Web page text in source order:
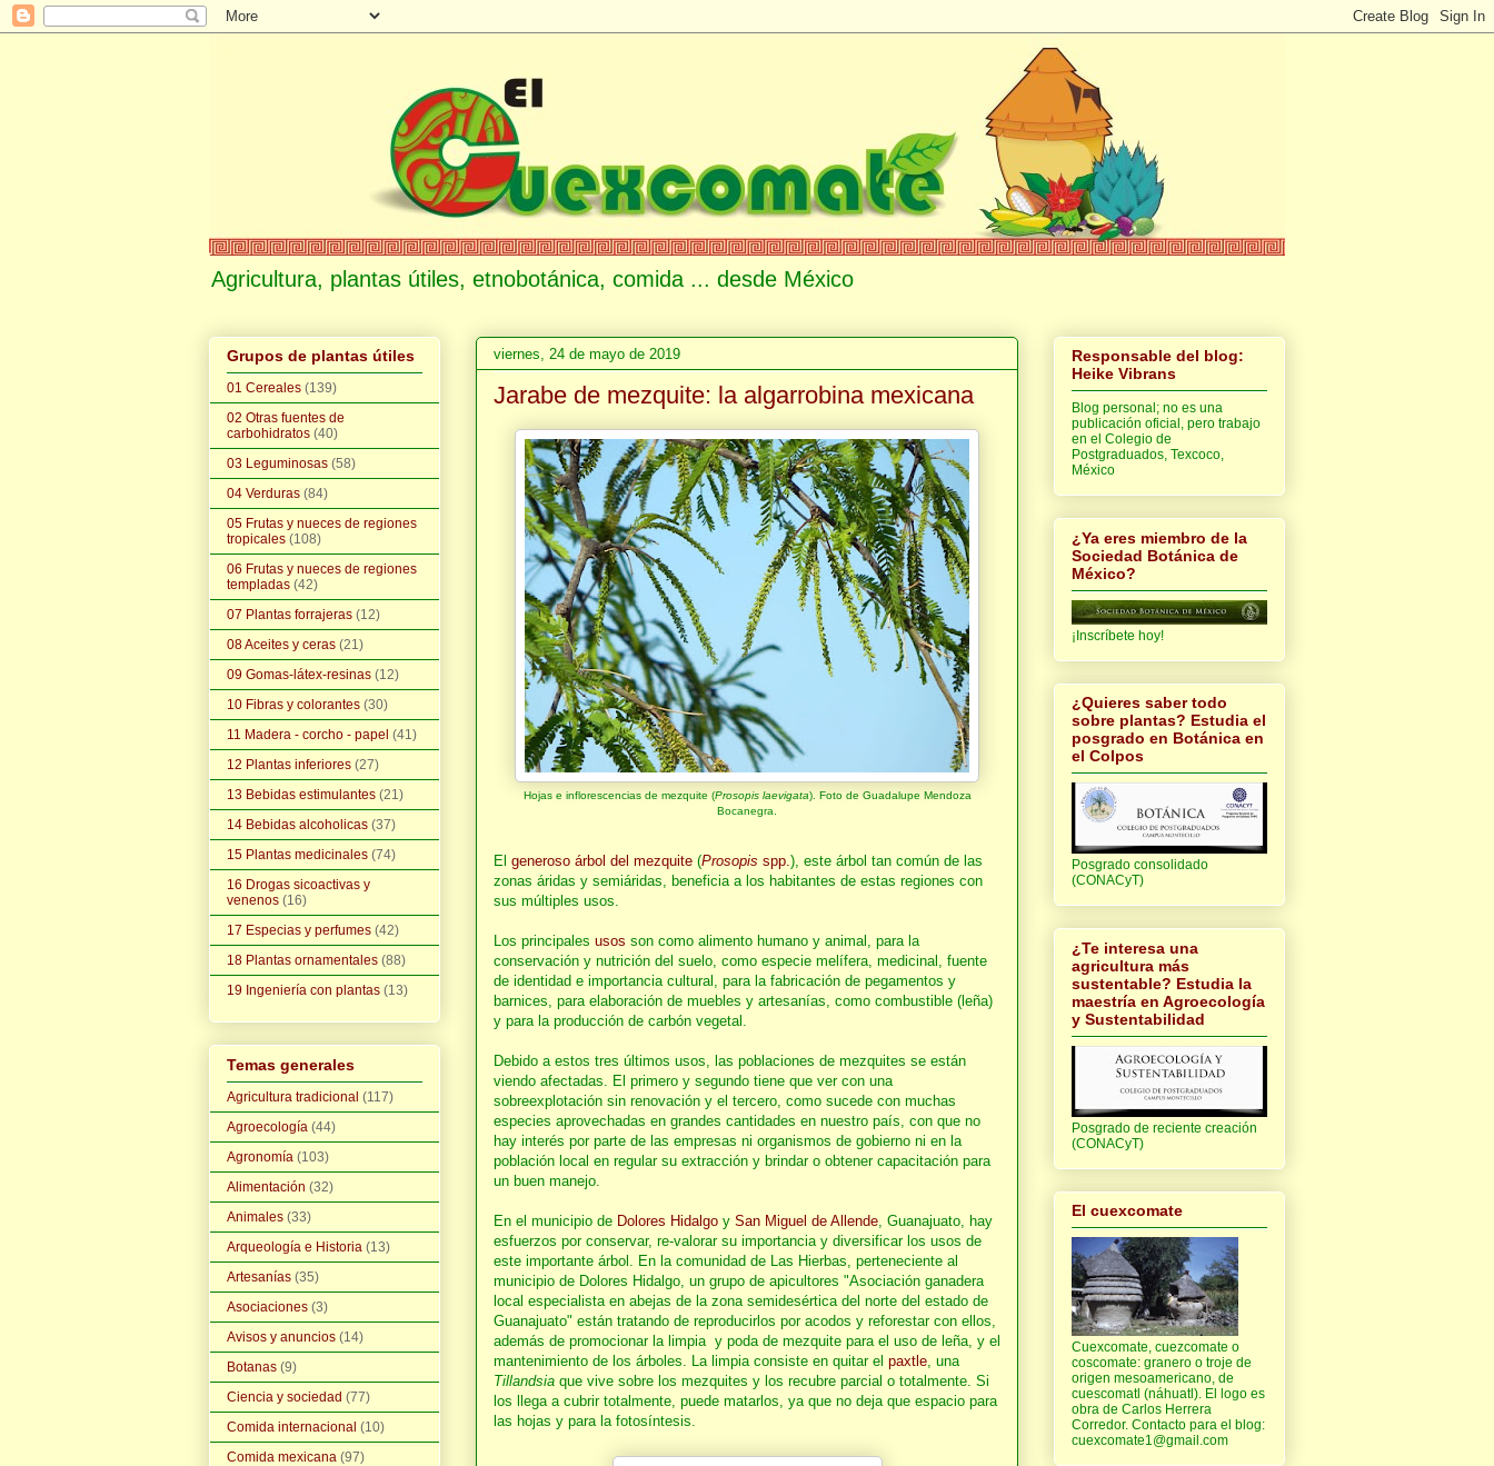
Agricultura, plantas útiles, etnobotánica, comida ... desde México
viernes, 24 de mayo de 2019
Jarabe de mezquite: la algarrobina mexicana
Hojas e inflorescencias de mezquite (Prosopis laevigata). Foto de Guadalupe Mendoza
Bocanegra.
El generoso árbol del mezquite (Prosopis spp. ), este árbol tan común de las
zonas áridas y semiáridas, beneficia a los habitantes de estas regiones con
sus múltiples usos.
Los principales usos son como alimento humano y animal, para la
conservación y nutrición del suelo, como especie melífera, medicinal, fuente
de identidad e importancia cultural, para la fabricación de pegamentos y
barnices, para elaboración de muebles y artesanías, como combustible (leña)
y para la producción de carbón vegetal.
Debido a estos tres últimos usos, las poblaciones de mezquites se están
viendo afectadas. El primero y segundo tiene que ver con una
sobreexplotación sin renovación y el tercero, como sucede con muchas
especies aprovechadas en grandes cantidades en nuestro país, con que no
hay interés por parte de las empresas ni organismos de gobierno ni en la
población local en regular su extracción y brindar o obtener capacitación para
un buen manejo.
En el municipio de Dolores Hidalgo y San Miguel de Allende , Guanajuato, hay
esfuerzos por conservar, re-valorar su importancia y diversificar los usos de
este importante árbol. En la comunidad de Las Hierbas, perteneciente al
municipio de Dolores Hidalgo, un grupo de apicultores "Asociación ganadera
local especialista en abejas de la zona semidesértica del norte del estado de
Guanajuato" están tratando de reproducirlos por acodos y reforestar con ellos,
además de promocionar la limpia y poda de mezquite para el uso de leña, y el
mantenimiento de los árboles. La limpia consiste en quitar el paxtle , una
Tillandsia que vive sobre los mezquites y los recubre parcial o totalmente. Si
los llega a cubrir totalmente, puede matarlos, ya que no deja que espacio para
las hojas y para la fotosíntesis.
Grupos de plantas útiles
01 Cereales (139)
02 Otras fuentes de
carbohidratos (40)
03 Leguminosas (58)
04 Verduras (84)
05 Frutas y nueces de regiones
tropicales (108)
06 Frutas y nueces de regiones
templadas (42)
07 Plantas forrajeras (12)
08 Aceites y ceras (21)
09 Gomas-látex-resinas (12)
10 Fibras y colorantes (30)
11 Madera - corcho - papel (41)
12 Plantas inferiores (27)
13 Bebidas estimulantes (21)
14 Bebidas alcoholicas (37)
15 Plantas medicinales (74)
16 Drogas sicoactivas y
venenos (16)
17 Especias y perfumes (42)
18 Plantas ornamentales (88)
19 Ingeniería con plantas (13)
Temas generales
Agricultura tradicional (117)
Agroecología (44)
Agronomía (103)
Alimentación (32)
Animales (33)
Arqueología e Historia (13)
Artesanías (35)
Asociaciones (3)
Avisos y anuncios (14)
Botanas (9)
Ciencia y sociedad (77)
Comida internacional (10)
Comida mexicana (97)
Responsable del blog:
Heike Vibrans
Blog personal; no es una
publicación oficial, pero trabajo
en el Colegio de
Postgraduados, Texcoco,
México
¿Ya eres miembro de la
Sociedad Botánica de
México?
¡Inscríbete hoy!
¿Quieres saber todo
sobre plantas? Estudia el
posgrado en Botánica en
el Colpos
Posgrado consolidado
(CONACyT)
¿Te interesa una
agricultura más
sustentable? Estudia la
maestría en Agroecología
y Sustentabilidad
Posgrado de reciente creación
(CONACyT)
El cuexcomate
Cuexcomate, cuezcomate o
coscomate: granero o troje de
origen mesoamericano, de
cuescomatl (náhuatl). El logo es
obra de Carlos Herrera
Corredor. Contacto para el blog:
cuexcomate1@gmail.com